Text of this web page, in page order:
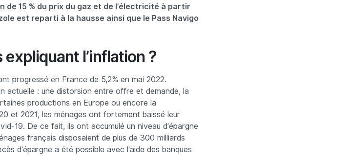
de 15 % du prix du gaz et de l’électricité à partir
est reparti à la hausse ainsi que le Pass Navigo
l’inflation ?
progressé en France de 5,2% en mai 2022.
actuelle : une distorsion entre offre et demande, la
productions en Europe ou encore la
et 2021, les ménages ont fortement baissé leur
19. De ce fait, ils ont accumulé un niveau d’épargne
français disposaient de plus de 300 milliards
d’épargne a été possible avec l’aide des banques